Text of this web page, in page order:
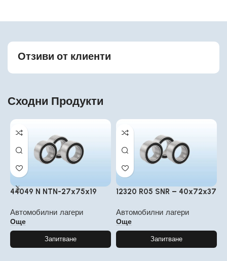
Отзиви от клиенти
Сходни Продукти
44049 N NTN-27x75x19
Автомобилни лагери
Още
Запитване
12320 R05 SNR – 40x72x37
Автомобилни лагери
Още
Запитване